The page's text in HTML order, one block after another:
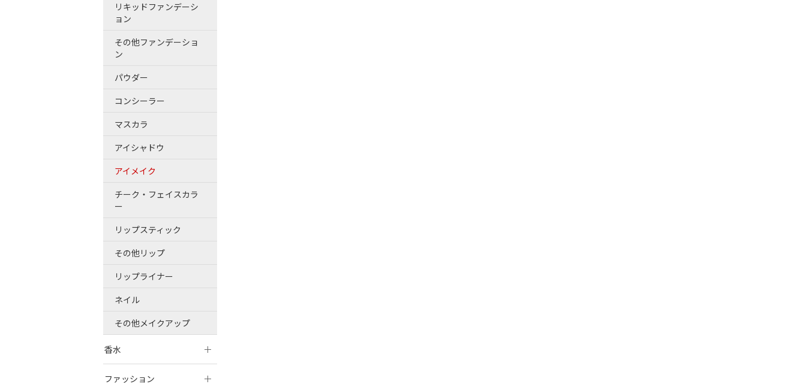
リキッドファンデーシ
ョン
その他ファンデーショ
ン
パウダー
コンシーラー
マスカラ
アイシャドウ
アイメイク
チーク・フェイスカラ
ー
リップスティック
その他リップ
リップライナー
ネイル
その他メイクアップ
香水
ファッション